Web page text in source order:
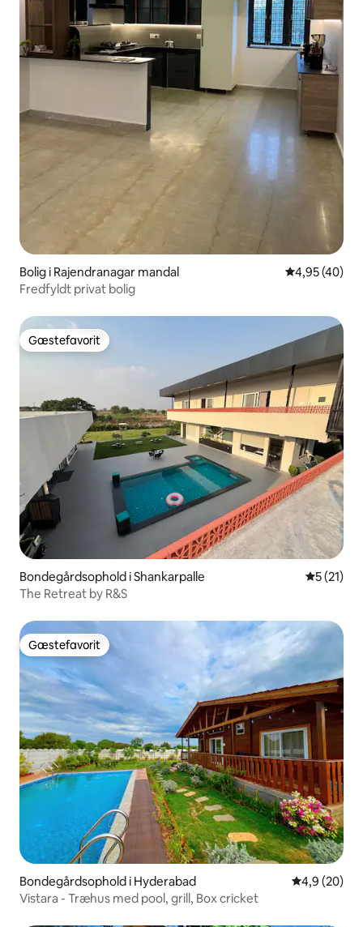
Bolig i Rajendranagar mandal 4,95 ud af 5 i
4,95 (40)
Fredfyldt privat bolig
Gæstefavorit
Gæstefavorit
Bondegårdsophold i Shankarpalle 5 ud af 5
5 (21)
The Retreat by R&S
Gæstefavorit
Gæstefavorit
Bondegårdsophold i Hyderabad 4,9 ud af 5 i
4,9 (20)
Vistara - Træhus med pool, grill, Box cricket